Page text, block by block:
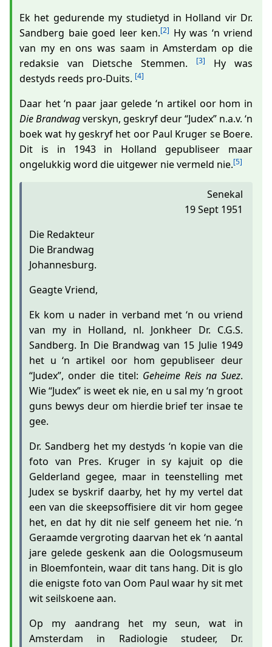
Ek het gedurende my studietyd in Holland vir Dr.
Sandberg baie goed leer ken.[2] Hy was ‘n vriend
van my en ons was saam in Amsterdam op die
redaksie van Dietsche Stemmen.
[3]
Hy was
destyds reeds pro-Duits. [4]
Daar het ‘n paar jaar gelede ‘n artikel oor hom in
Die Brandwagverskyn, geskryf deur “Judex” n.a.v. ‘n
boek wat hy geskryf het oor Paul Kruger se Boere.
Dit is in 1943 in Holland gepubliseer maar
ongelukkig word die uitgewer nie vermeld nie.[5]
Senekal
19 Sept 1951
Die Redakteur
Die Brandwag
Johannesburg.
Geagte Vriend,
Ek kom u nader in verband met ‘n ou vriend
van my in Holland, nl. Jonkheer Dr. C.G.S.
Sandberg. In Die Brandwag van 15 Julie 1949
het u ‘n artikel oor hom gepubliseer deur
“Judex”, onder die titel: Geheime Reis na Suez.
Wie “Judex” is weet ek nie, en u sal my ‘n groot
guns bewys deur om hierdie brief ter insae te
gee.
Dr. Sandberg het my destyds ‘n kopie van die
foto van Pres. Kruger in sy kajuit op die
Gelderland gegee, maar in teenstelling met
Judex se byskrif daarby, het hy my vertel dat
een van die skeepsoffisiere dit vir hom gegee
het, en dat hy dit nie self geneem het nie. ‘n
Geraamde vergroting daarvan het ek ‘n aantal
jare gelede geskenk aan die Oologsmuseum
in Bloemfontein, waar dit tans hang. Dit is glo
die enigste foto van Oom Paul waar hy sit met
wit seilskoene aan.
Op my aandrang het my seun, wat in
Amsterdam in Radiologie studeer, Dr.